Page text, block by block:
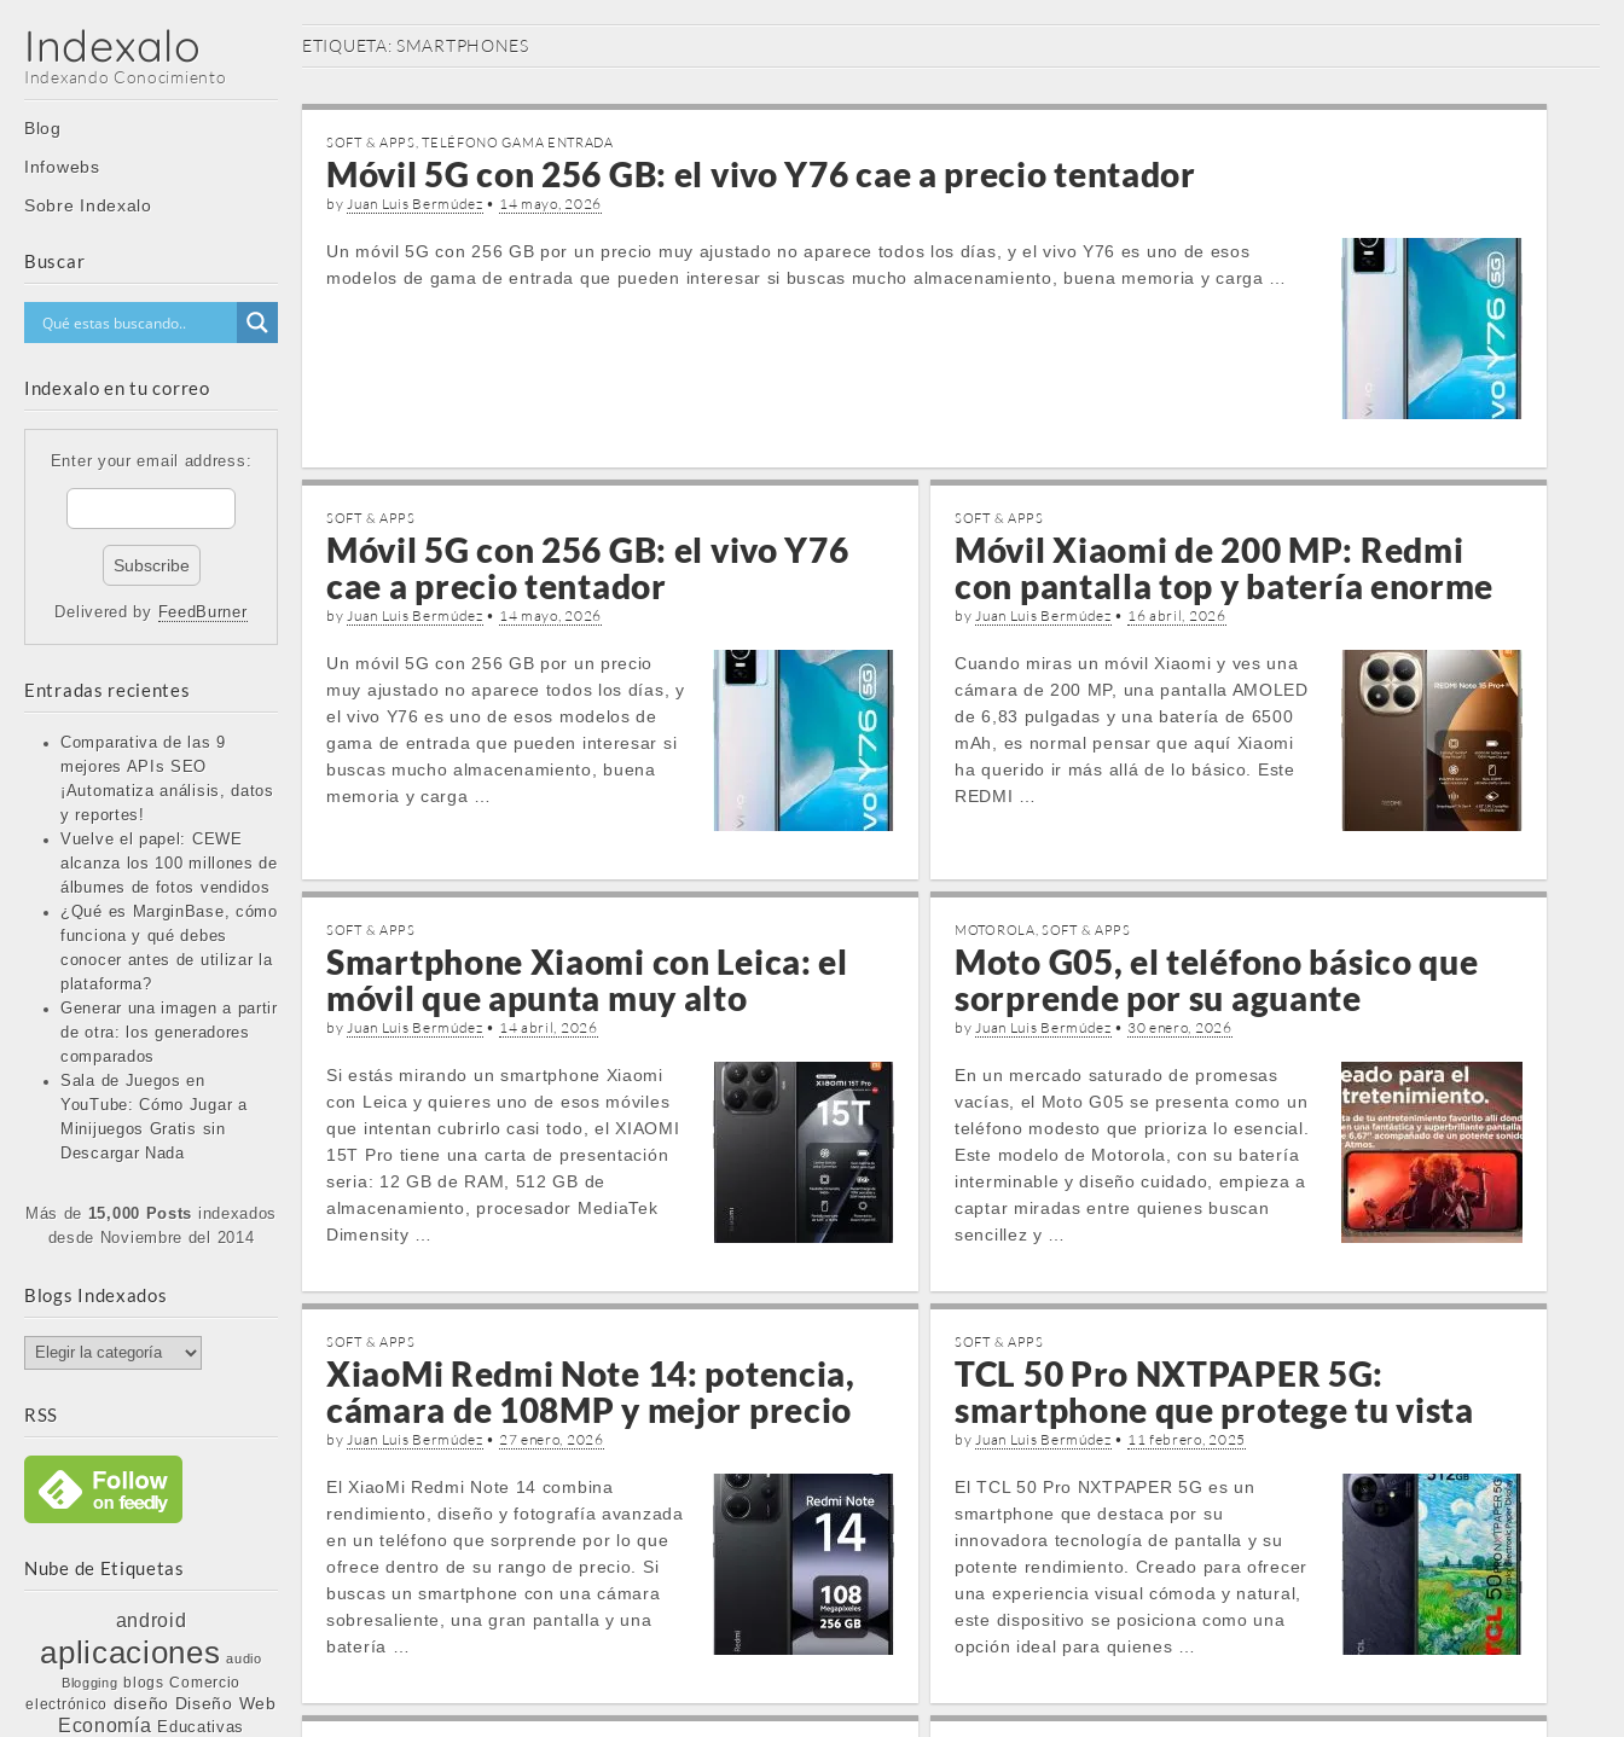
Indexalo
Indexando Conocimiento
Main
menu
Skip
content
Blog
Infowebs
Sobre Indexalo
Buscar
Indexalo en tu correo
Enter your email address:
Delivered by FeedBurner
Entradas recientes
Comparativa de las 9
mejores APIs SEO
¡Automatiza análisis, datos
y reportes!
Vuelve el papel: CEWE
alcanza los 100 millones de
álbumes de fotos vendidos
¿Qué es MarginBase, cómo
funciona y qué debes
conocer antes de utilizar la
plataforma?
Generar una imagen a partir
de otra: los generadores
comparados
Sala de Juegos en
YouTube: Cómo Jugar a
Minijuegos Gratis sin
Descargar Nada
Más de 15,000 Posts indexados
desde Noviembre del 2014
Blogs Indexados
Blogs
Indexados
RSS
Nube de Etiquetas
android
aplicaciones audio
Blogging blogs Comercio
electrónico diseño Diseño Web
Economía Educativas
ETIQUETA: SMARTPHONES
SOFT & APPS,TELÉFONO GAMA ENTRADA
Móvil 5G con 256 GB: el vivo Y76 cae a precio tentador
byJuan Luis Bermúdez • 14 mayo, 2026
Un móvil 5G con 256 GB por un precio muy ajustado no aparece todos los días, y el vivo Y76 es uno de esos
modelos de gama de entrada que pueden interesar si buscas mucho almacenamiento, buena memoria y carga …
SOFT & APPS
Móvil 5G con 256 GB: el vivo Y76
cae a precio tentador
byJuan Luis Bermúdez • 14 mayo, 2026
Un móvil 5G con 256 GB por un precio
muy ajustado no aparece todos los días, y
el vivo Y76 es uno de esos modelos de
gama de entrada que pueden interesar si
buscas mucho almacenamiento, buena
memoria y carga …
SOFT & APPS
Móvil Xiaomi de 200 MP: Redmi
con pantalla top y batería enorme
byJuan Luis Bermúdez • 16 abril, 2026
Cuando miras un móvil Xiaomi y ves una
cámara de 200 MP, una pantalla AMOLED
de 6,83 pulgadas y una batería de 6500
mAh, es normal pensar que aquí Xiaomi
ha querido ir más allá de lo básico. Este
REDMI …
SOFT & APPS
Smartphone Xiaomi con Leica: el
móvil que apunta muy alto
byJuan Luis Bermúdez • 14 abril, 2026
Si estás mirando un smartphone Xiaomi
con Leica y quieres uno de esos móviles
que intentan cubrirlo casi todo, el XIAOMI
15T Pro tiene una carta de presentación
seria: 12 GB de RAM, 512 GB de
almacenamiento, procesador MediaTek
Dimensity …
MOTOROLA,SOFT & APPS
Moto G05, el teléfono básico que
sorprende por su aguante
byJuan Luis Bermúdez • 30 enero, 2026
En un mercado saturado de promesas
vacías, el Moto G05 se presenta como un
teléfono modesto que prioriza lo esencial.
Este modelo de Motorola, con su batería
interminable y diseño cuidado, empieza a
captar miradas entre quienes buscan
sencillez y …
SOFT & APPS
XiaoMi Redmi Note 14: potencia,
cámara de 108MP y mejor precio
byJuan Luis Bermúdez • 27 enero, 2026
El XiaoMi Redmi Note 14 combina
rendimiento, diseño y fotografía avanzada
en un teléfono que sorprende por lo que
ofrece dentro de su rango de precio. Si
buscas un smartphone con una cámara
sobresaliente, una gran pantalla y una
batería …
SOFT & APPS
TCL 50 Pro NXTPAPER 5G:
smartphone que protege tu vista
byJuan Luis Bermúdez • 11 febrero, 2025
El TCL 50 Pro NXTPAPER 5G es un
smartphone que destaca por su
innovadora tecnología de pantalla y su
potente rendimiento. Creado para ofrecer
una experiencia visual cómoda y natural,
este dispositivo se posiciona como una
opción ideal para quienes …